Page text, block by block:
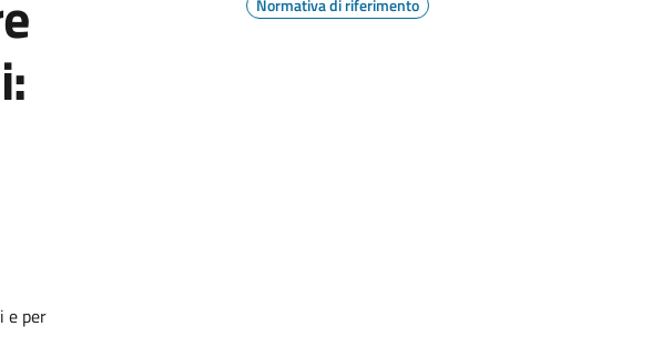
e per
Normativa di riferimento